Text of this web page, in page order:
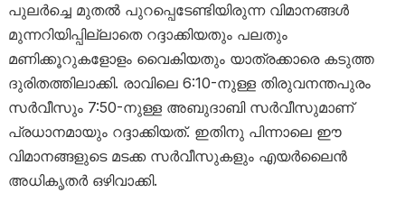
പുലർച്ചെ മുതൽ പുറപ്പെടേണ്ടിയിരുന്ന വിമാനങ്ങൾ
മുന്നറിയിപ്പില്ലാതെ റദ്ദാക്കിയതും പലതും
മണിക്കൂറുകളോളം വൈകിയതും യാത്രക്കാരെ കടുത്ത
ദുരിതത്തിലാക്കി. രാവിലെ 6:10-നുള്ള തിരുവനന്തപുരം
സർവീസും 7:50-നുള്ള അബുദാബി സർവീസുമാണ്
പ്രധാനമായും റദ്ദാക്കിയത്. ഇതിനു പിന്നാലെ ഈ
വിമാനങ്ങളുടെ മടക്ക സർവീസുകളും എയർലൈൻ
അധികൃതർ ഒഴിവാക്കി.